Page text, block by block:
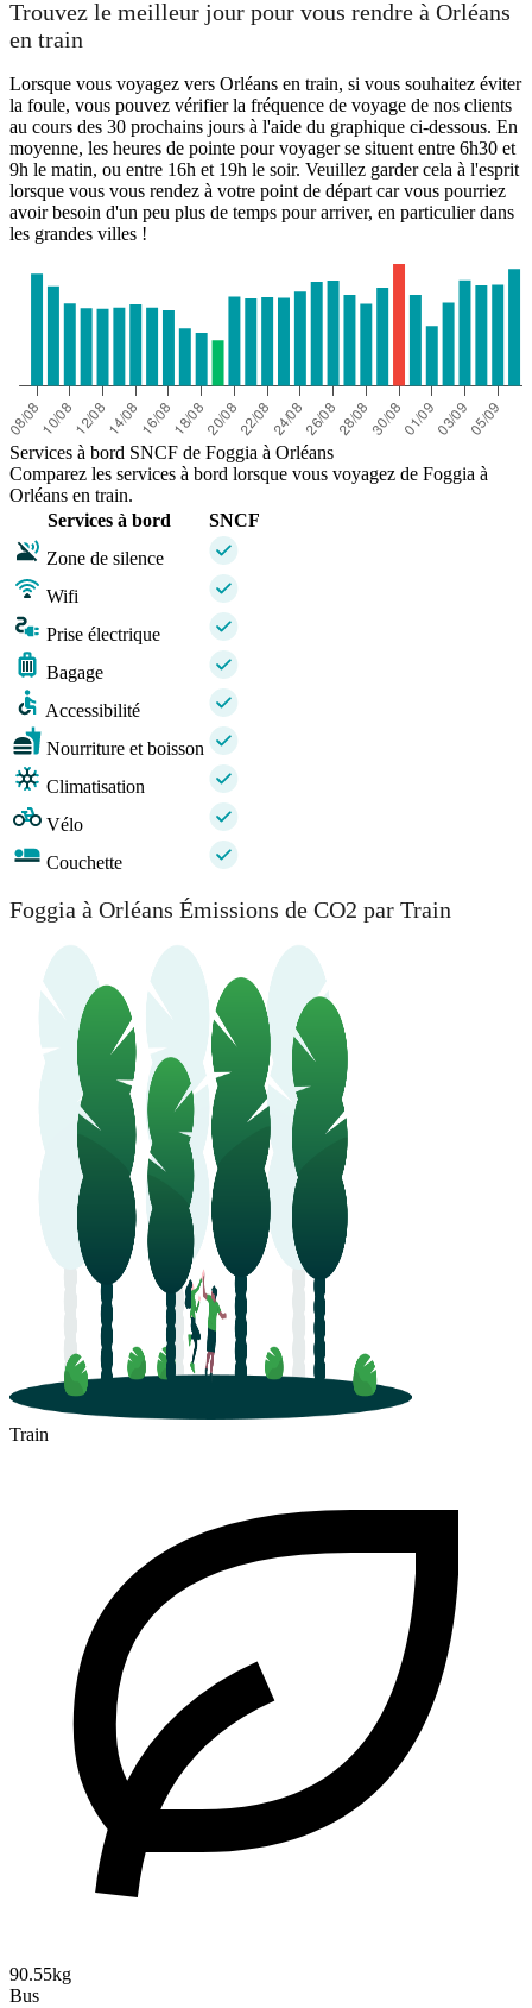
Trouvez le meilleur jour pour vous rendre à Orléans
en train
Lorsque vous voyagez vers Orléans en train, si vous souhaitez éviter
la foule, vous pouvez vérifier la fréquence de voyage de nos clients
au cours des 30 prochains jours à l'aide du graphique ci-dessous. En
moyenne, les heures de pointe pour voyager se situent entre 6h30 et
9h le matin, ou entre 16h et 19h le soir. Veuillez garder cela à l'esprit
lorsque vous vous rendez à votre point de départ car vous pourriez
avoir besoin d'un peu plus de temps pour arriver, en particulier dans
les grandes villes !
Services à bord SNCF de Foggia à Orléans
Comparez les services à bord lorsque vous voyagez de Foggia à
Orléans en train.
Services à bord
SNCF
Zone de silence
Wifi
Prise électrique
Bagage
Accessibilité
Nourriture et boisson
Climatisation
Vélo
Couchette
Foggia à Orléans Émissions de CO2 par Train
Train
90.55kg
Bus